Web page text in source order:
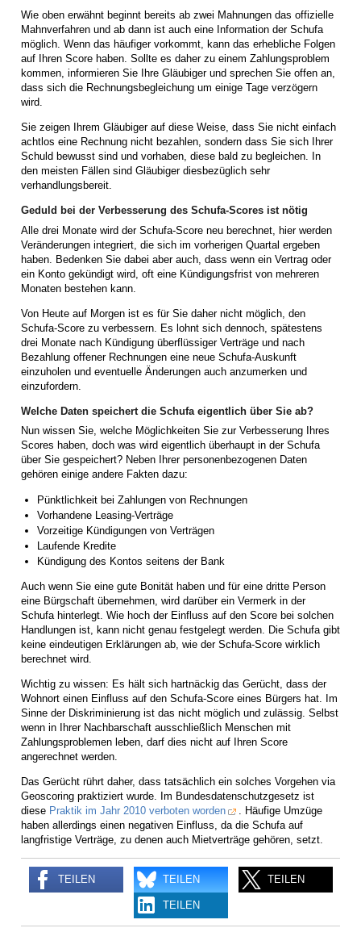
Wie oben erwähnt beginnt bereits ab zwei Mahnungen das offizielle
Mahnverfahren und ab dann ist auch eine Information der Schufa
möglich. Wenn das häufiger vorkommt, kann das erhebliche Folgen
auf Ihren Score haben. Sollte es daher zu einem Zahlungsproblem
kommen, informieren Sie Ihre Gläubiger und sprechen Sie offen an,
dass sich die Rechnungsbegleichung um einige Tage verzögern
wird.
Sie zeigen Ihrem Gläubiger auf diese Weise, dass Sie nicht einfach
achtlos eine Rechnung nicht bezahlen, sondern dass Sie sich Ihrer
Schuld bewusst sind und vorhaben, diese bald zu begleichen. In
den meisten Fällen sind Gläubiger diesbezüglich sehr
verhandlungsbereit.
Geduld bei der Verbesserung des Schufa-Scores ist nötig
Alle drei Monate wird der Schufa-Score neu berechnet, hier werden
Veränderungen integriert, die sich im vorherigen Quartal ergeben
haben. Bedenken Sie dabei aber auch, dass wenn ein Vertrag oder
ein Konto gekündigt wird, oft eine Kündigungsfrist von mehreren
Monaten bestehen kann.
Von Heute auf Morgen ist es für Sie daher nicht möglich, den
Schufa-Score zu verbessern. Es lohnt sich dennoch, spätestens
drei Monate nach Kündigung überflüssiger Verträge und nach
Bezahlung offener Rechnungen eine neue Schufa-Auskunft
einzuholen und eventuelle Änderungen auch anzumerken und
einzufordern.
Welche Daten speichert die Schufa eigentlich über Sie ab?
Nun wissen Sie, welche Möglichkeiten Sie zur Verbesserung Ihres
Scores haben, doch was wird eigentlich überhaupt in der Schufa
über Sie gespeichert? Neben Ihrer personenbezogenen Daten
gehören einige andere Fakten dazu:
Pünktlichkeit bei Zahlungen von Rechnungen
Vorhandene Leasing-Verträge
Vorzeitige Kündigungen von Verträgen
Laufende Kredite
Kündigung des Kontos seitens der Bank
Auch wenn Sie eine gute Bonität haben und für eine dritte Person
eine Bürgschaft übernehmen, wird darüber ein Vermerk in der
Schufa hinterlegt. Wie hoch der Einfluss auf den Score bei solchen
Handlungen ist, kann nicht genau festgelegt werden. Die Schufa gibt
keine eindeutigen Erklärungen ab, wie der Schufa-Score wirklich
berechnet wird.
Wichtig zu wissen: Es hält sich hartnäckig das Gerücht, dass der
Wohnort einen Einfluss auf den Schufa-Score eines Bürgers hat. Im
Sinne der Diskriminierung ist das nicht möglich und zulässig. Selbst
wenn in Ihrer Nachbarschaft ausschließlich Menschen mit
Zahlungsproblemen leben, darf dies nicht auf Ihren Score
angerechnet werden.
Das Gerücht rührt daher, dass tatsächlich ein solches Vorgehen via
Geoscoring praktiziert wurde. Im Bundesdatenschutzgesetz ist
diese Praktik im Jahr 2010 verboten worden
. Häufige Umzüge
haben allerdings einen negativen Einfluss, da die Schufa auf
langfristige Verträge, zu denen auch Mietverträge gehören, setzt.
TEILEN TEILEN TEILEN
TEILEN